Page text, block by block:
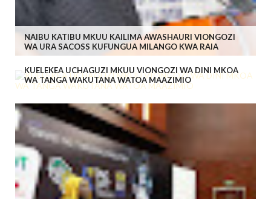
NAIBU KATIBU MKUU KAILIMA AWASHAURI VIONGOZI
WA URA SACOSS KUFUNGUA MILANGO KWA RAIA
KUELEKEA UCHAGUZI MKUU VIONGOZI WA DINI MKOA
WA TANGA WAKUTANA WATOA MAAZIMIO